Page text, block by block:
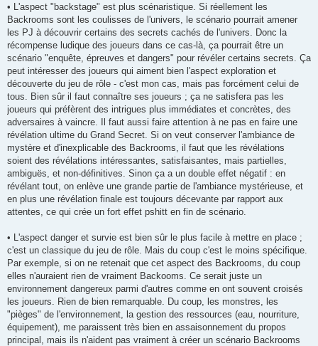
• L'aspect "backstage" est plus scénaristique. Si réellement les
Backrooms sont les coulisses de l'univers, le scénario pourrait amener
les PJ à découvrir certains des secrets cachés de l'univers. Donc la
récompense ludique des joueurs dans ce cas-là, ça pourrait être un
scénario "enquête, épreuves et dangers" pour révéler certains secrets. Ça
peut intéresser des joueurs qui aiment bien l'aspect exploration et
découverte du jeu de rôle - c'est mon cas, mais pas forcément celui de
tous. Bien sûr il faut connaître ses joueurs ; ça ne satisfera pas les
joueurs qui préfèrent des intrigues plus immédiates et concrètes, des
adversaires à vaincre. Il faut aussi faire attention à ne pas en faire une
révélation ultime du Grand Secret. Si on veut conserver l'ambiance de
mystère et d'inexplicable des Backrooms, il faut que les révélations
soient des révélations intéressantes, satisfaisantes, mais partielles,
ambiguës, et non-définitives. Sinon ça a un double effet négatif : en
révélant tout, on enlève une grande partie de l'ambiance mystérieuse, et
en plus une révélation finale est toujours décevante par rapport aux
attentes, ce qui crée un fort effet pshitt en fin de scénario.
• L'aspect danger et survie est bien sûr le plus facile à mettre en place ;
c'est un classique du jeu de rôle. Mais du coup c'est le moins spécifique.
Par exemple, si on ne retenait que cet aspect des Backrooms, du coup
elles n'auraient rien de vraiment Backooms. Ce serait juste un
environnement dangereux parmi d'autres comme en ont souvent croisés
les joueurs. Rien de bien remarquable. Du coup, les monstres, les
"pièges" de l'environnement, la gestion des ressources (eau, nourriture,
équipement), me paraissent très bien en assaisonnement du propos
principal, mais ils n'aident pas vraiment à créer un scénario Backrooms